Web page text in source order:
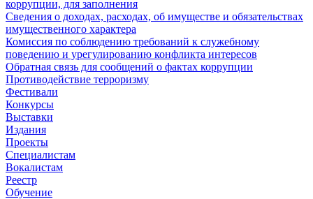
коррупции, для заполнения
Сведения о доходах, расходах, об имуществе и обязательствах
имущественного характера
Комиссия по соблюдению требований к служебному
поведению и урегулированию конфликта интересов
Обратная связь для сообщений о фактах коррупции
Противодействие терроризму
Фестивали
Конкурсы
Выставки
Издания
Проекты
Специалистам
Вокалистам
Реестр
Обучение